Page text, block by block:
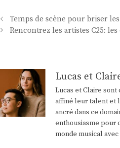
Navigation
des
Temps de scène pour briser
Rencontrez les artistes C25: les
Lucas et
Lucas et Claire
affiné leur talent et
ancré dans ce
enthousiasme pour
monde musical